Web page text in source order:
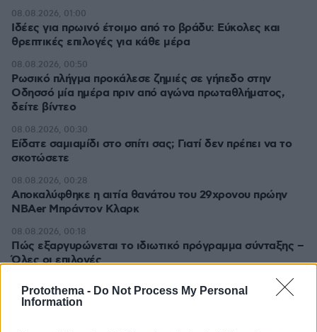
Protothema - Do Not Process My Personal
Information
Ιδέες για πρωινό έτοιμο από το βράδυ: Εύκολες και
θρεπτικές επιλογές για κάθε μέρα
08.08.2026, 01:00
Ρωσικό πλήγμα προκάλεσε ζημιές σε γήπεδο στην
Οδησσό μία ημέρα πριν από αγώνα πρωταθλήματος,
δείτε βίντεο
08.08.2026, 00:50
Είδατε σαμιαμίδι στο σπίτι σας; Γιατί δεν πρέπει να το
σκοτώσετε
08.08.2026, 00:30
Αποκαλύφθηκε η αιτία θανάτου του 29χρονου πρώην
NBAer Μπράντον Κλαρκ
08.08.2026, 00:28
Πώς εξαργυρώνεται το ιδιωτικό πρόγραμμα σύνταξης –
Όλες οι επιλογές
08.08.2026, 00:18
Συνάντηση Ζελένσκι-Βούτσιτς στο Βελιγράδι: